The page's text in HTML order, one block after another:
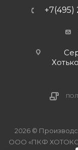
+7(495)
2026 ©
ООО «ПКФ ХОТОКС»